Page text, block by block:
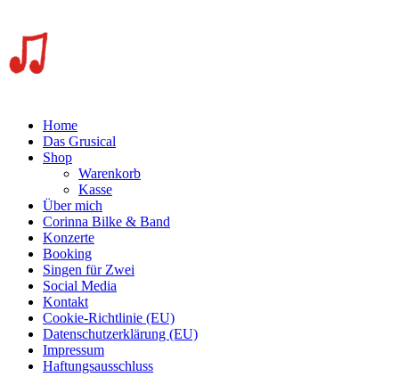
Home
Das Grusical
Shop
Warenkorb
Kasse
Über mich
Corinna Bilke & Band
Konzerte
Booking
Singen für Zwei
Social Media
Kontakt
Cookie-Richtlinie (EU)
Datenschutzerklärung (EU)
Impressum
Haftungsausschluss